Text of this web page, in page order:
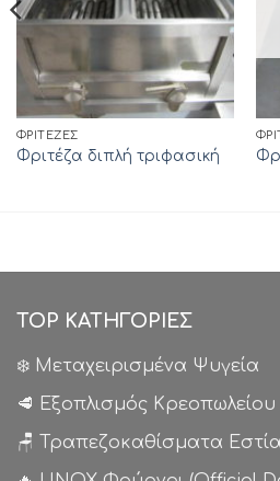
ΦΡΙΤΈΖΕΣ
Φριτέζα διπλή τριφασική
TOP ΚΑΤΗΓΟΡΙΕΣ
❄️ Μεταχειρισμένα Ψυγεία
🥩 Εξοπλισμός Κρεοπωλείου
🪑 Τραπεζοκαθίσματα